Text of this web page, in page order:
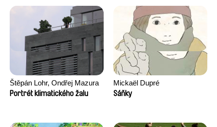
Štěpán Lohr, Ondřej Mazura
Portrét klimatického žalu
Mickaël Dupré
Sáňky